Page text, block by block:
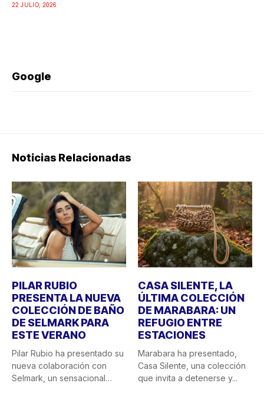
22 JULIO, 2026
Google
Noticias Relacionadas
PILAR RUBIO
PRESENTA LA NUEVA
COLECCIÓN DE BAÑO
DE SELMARK PARA
ESTE VERANO
Pilar Rubio ha presentado su
nueva colaboración con
Selmark, un sensacional
CASA SILENTE, LA
ÚLTIMA COLECCIÓN
DE MARABARA: UN
REFUGIO ENTRE
ESTACIONES
Marabara ha presentado,
Casa Silente, una colección
que invita a detenerse y...